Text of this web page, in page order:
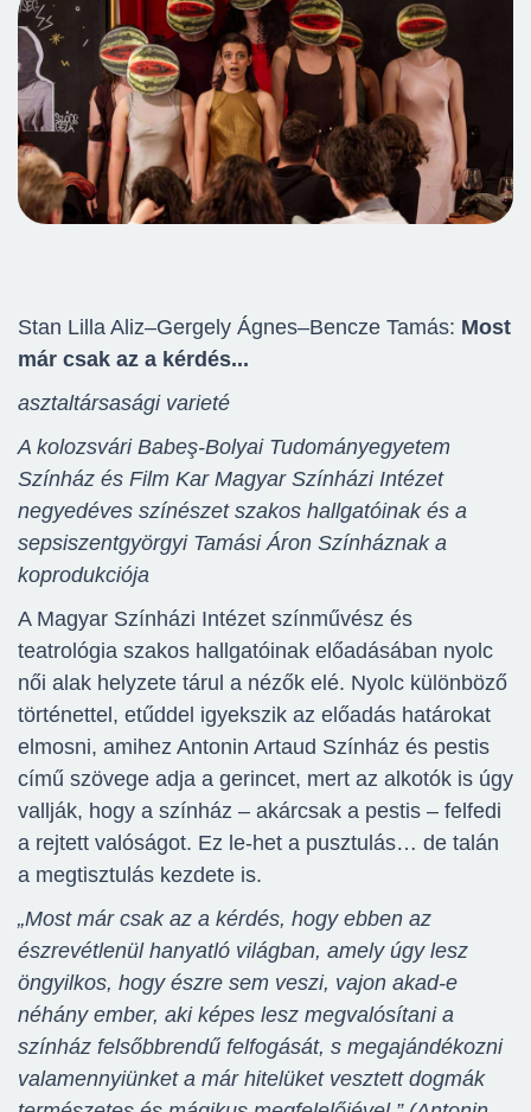
Stan Lilla Aliz–Gergely Ágnes–Bencze Tamás: Most
már csak az a kérdés...
asztaltársasági varieté
A kolozsvári Babeş-Bolyai Tudományegyetem
Színház és Film Kar Magyar Színházi Intézet
negyedéves színészet szakos hallgatóinak és a
sepsiszentgyörgyi Tamási Áron Színháznak a
koprodukciója
A Magyar Színházi Intézet színművész és
teatrológia szakos hallgatóinak előadásában nyolc
női alak helyzete tárul a nézők elé. Nyolc különböző
történettel, etűddel igyekszik az előadás határokat
elmosni, amihez Antonin Artaud Színház és pestis
című szövege adja a gerincet, mert az alkotók is úgy
vallják, hogy a színház – akárcsak a pestis – felfedi
a rejtett valóságot. Ez le-het a pusztulás… de talán
a megtisztulás kezdete is.
„Most már csak az a kérdés, hogy ebben az
észrevétlenül hanyatló világban, amely úgy lesz
öngyilkos, hogy észre sem veszi, vajon akad-e
néhány ember, aki képes lesz megvalósítani a
színház felsőbbrendű felfogását, s megajándékozni
valamennyiünket a már hitelüket vesztett dogmák